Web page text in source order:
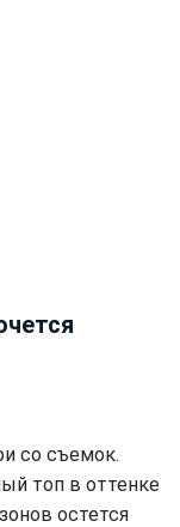
со съемок.
топ в оттенке
остется